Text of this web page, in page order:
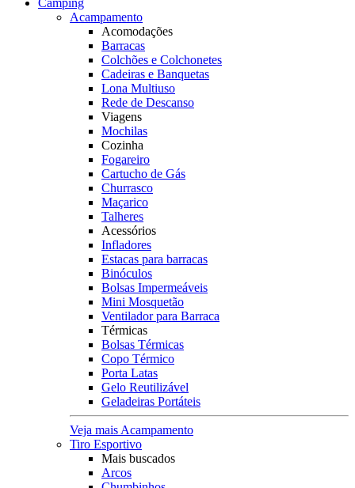
Camping
Acampamento
Acomodações
Barracas
Colchões e Colchonetes
Cadeiras e Banquetas
Lona Multiuso
Rede de Descanso
Viagens
Mochilas
Cozinha
Fogareiro
Cartucho de Gás
Churrasco
Maçarico
Talheres
Acessórios
Infladores
Estacas para barracas
Binóculos
Bolsas Impermeáveis
Mini Mosquetão
Ventilador para Barraca
Térmicas
Bolsas Térmicas
Copo Térmico
Porta Latas
Gelo Reutilizável
Geladeiras Portáteis
Veja mais Acampamento
Tiro Esportivo
Mais buscados
Arcos